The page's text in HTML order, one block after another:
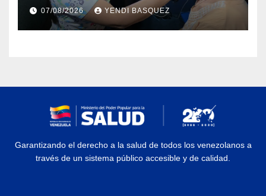
prótesis auditivas en el Centro de
Rehabilitación J.J. Arvelo
07/08/2026 YENDI BASQUEZ
Garantizando el derecho a la salud de todos los venezolanos a
través de un sistema público accesible y de calidad.